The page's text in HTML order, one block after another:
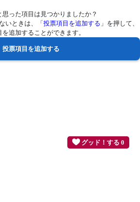
思った項目は見つかりましたか？
いときは、「 投票項目を追加する 」を押して、
追加することができます。
グッド！する 0